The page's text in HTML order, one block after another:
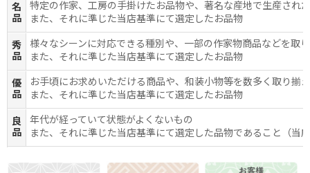
名
品
特定の作家、工房の手掛けたお品物や、著名な産地で生産され
また、それに準じた当店基準にて選定したお品物
秀
品
様々なシーンに対応できる種別や、一部の作家物商品などを取
また、それに準じた当店基準にて選定したお品物
優
品
お手頃にお求めいただける商品や、和装小物等を数多く取り揃
また、それに準じた当店基準にて選定したお品物
良
品
年代が経っていて状態がよくないもの
また、それに準じた当店基準にて選定した品物であること（当